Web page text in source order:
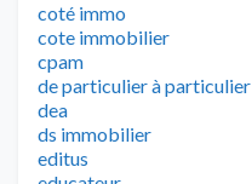
coté immo
cote immobilier
cpam
de particulier à particulier
dea
ds immobilier
editus